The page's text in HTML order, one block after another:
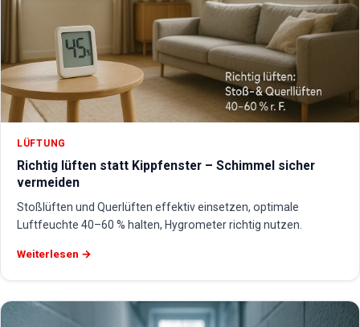
LÜFTUNG
Richtig lüften statt Kippfenster – Schimmel sicher
vermeiden
Stoßlüften und Querlüften effektiv einsetzen, optimale
Luftfeuchte 40–60 % halten, Hygrometer richtig nutzen.
Weiterlesen →